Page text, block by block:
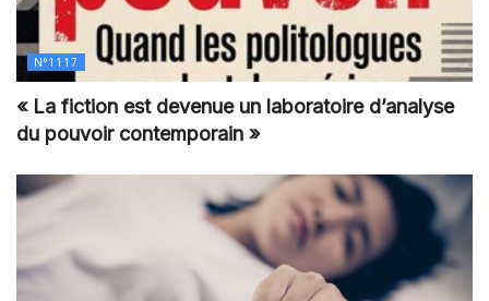
N°1117
« La fiction est devenue un laboratoire d’analyse
du pouvoir contemporain »